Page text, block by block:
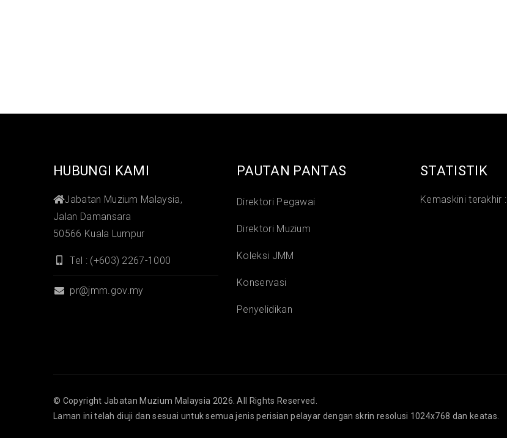
HUBUNGI KAMI
Jabatan Muzium Malaysia,
Jalan Damansara
50566 Kuala Lumpur
Tel : (+603) 2267-1000
pr@jmm.gov.my
PAUTAN PANTAS
Direktori Pegawai
Direktori Muzium
Koleksi JMM
Konservasi
Penyelidikan
STATISTIK
Kemaskini terakhir :
© Copyright Jabatan Muzium Malaysia 2026. All Rights Reserved.
Laman ini telah diuji dan sesuai untuk semua jenis perisian pelayar dengan skrin resolusi 1024x768 dan keatas.